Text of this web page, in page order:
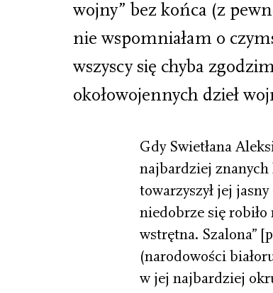
wojny” bez końca (z
nie wspomniałam o
wszyscy się chyba
okołowojennych dzieł
Gdy Swietłana
najbardziej znanych
towarzyszył jej
niedobrze się robiło
wstrętna. Szalona”
(narodowości
w jej najbardziej